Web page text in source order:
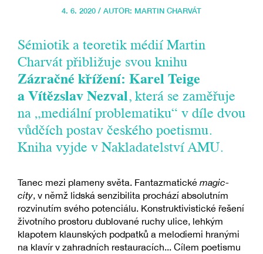
4. 6. 2020 / AUTOR: MARTIN CHARVÁT
Sémiotik a teoretik médií Martin
Charvát přibližuje svou knihu
Zázračné křížení: Karel Teige
a Vítězslav Nezval, která se zaměřuje
na „mediální problematiku“ v díle dvou
vůdčích postav českého poetismu.
Kniha vyjde v Nakladatelství AMU.
Tanec mezi plameny světa. Fantazmatické magic-
city, v němž lidská senzibilita prochází absolutním
rozvinutím svého potenciálu. Konstruktivistické řešení
životního prostoru dublované ruchy ulice, lehkým
klapotem klaunských podpatků a melodiemi hranými
na klavír v zahradních restauracích... Cílem poetismu